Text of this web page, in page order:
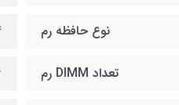
نوع حافظه رم
تعداد DIMM رم